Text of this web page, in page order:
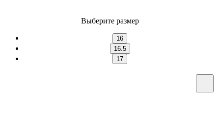
Выберите размер
16
16.5
17